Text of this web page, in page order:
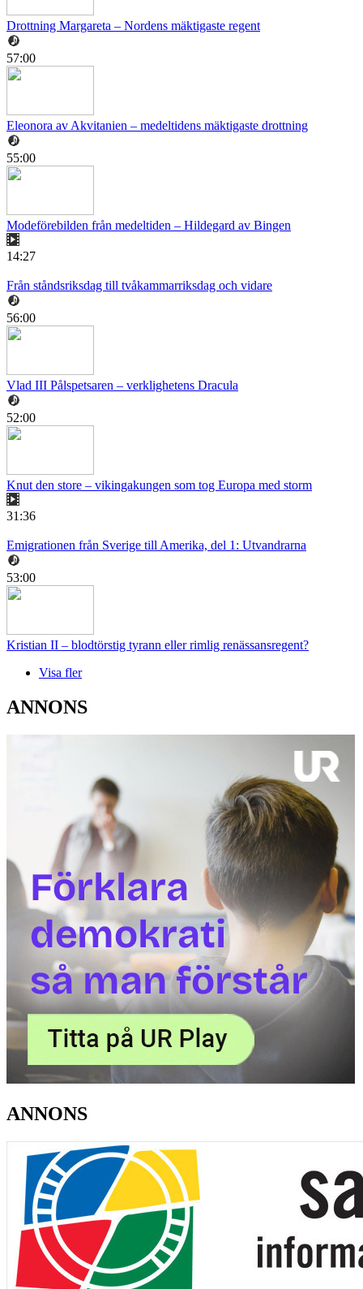
Drottning Margareta – Nordens mäktigaste regent
57:00
Eleonora av Akvitanien – medeltidens mäktigaste drottning
55:00
Modeförebilden från medeltiden – Hildegard av Bingen
14:27
Från ståndsriksdag till tvåkammarriksdag och vidare
56:00
Vlad III Pålspetsaren – verklighetens Dracula
52:00
Knut den store – vikingakungen som tog Europa med storm
31:36
Emigrationen från Sverige till Amerika, del 1: Utvandrarna
53:00
Kristian II – blodtörstig tyrann eller rimlig renässansregent?
Visa fler
ANNONS
ANNONS